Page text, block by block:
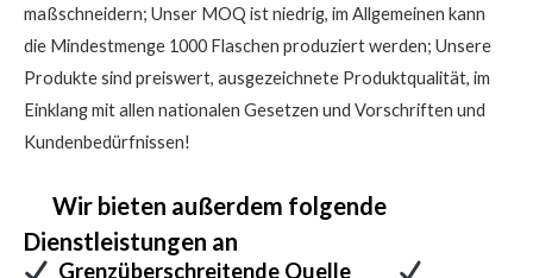
maßschneidern; Unser MOQ ist niedrig, im Allgemeinen kann
die Mindestmenge 1000 Flaschen produziert werden; Unsere
Produkte sind preiswert, ausgezeichnete Produktqualität, im
Einklang mit allen nationalen Gesetzen und Vorschriften und
Kundenbedürfnissen!
Wir bieten außerdem folgende
Dienstleistungen an
Grenzüberschreitende Quelle